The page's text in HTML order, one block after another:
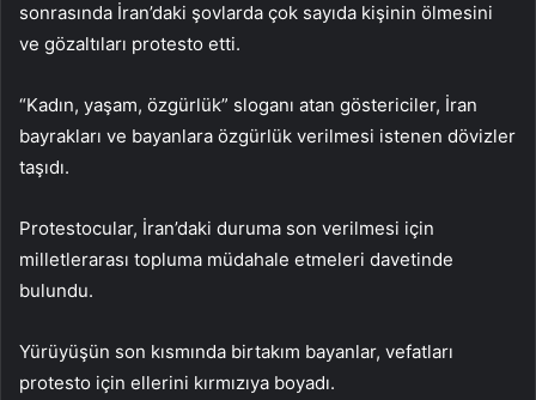
sonrasında İran’daki şovlarda çok sayıda kişinin ölmesini
ve gözaltıları protesto etti.
“Kadın, yaşam, özgürlük” sloganı atan göstericiler, İran
bayrakları ve bayanlara özgürlük verilmesi istenen dövizler
taşıdı.
Protestocular, İran’daki duruma son verilmesi için
milletlerarası topluma müdahale etmeleri davetinde
bulundu.
Yürüyüşün son kısmında birtakım bayanlar, vefatları
protesto için ellerini kırmızıya boyadı.